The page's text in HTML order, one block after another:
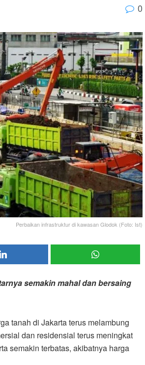
0
Perbaikan infrastruktur di kawasan Glodok (Foto: Ist)
semakin mahal dan bersaing
tanah di Jakarta terus melambung
dan residensial terus meningkat
semakin terbatas, akibatnya harga